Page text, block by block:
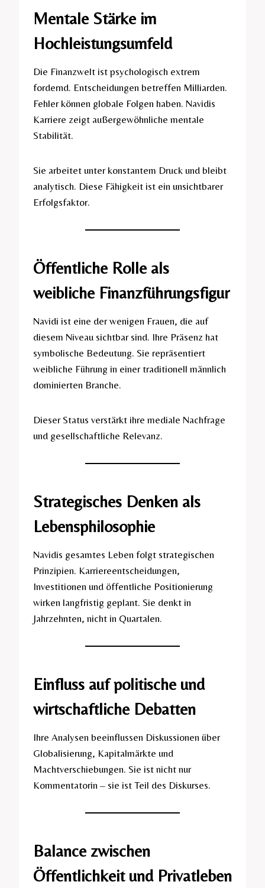
Mentale Stärke im
Hochleistungsumfeld
Die Finanzwelt ist psychologisch extrem
fordernd. Entscheidungen betreffen Milliarden.
Fehler können globale Folgen haben. Navidis
Karriere zeigt außergewöhnliche mentale
Stabilität.
Sie arbeitet unter konstantem Druck und bleibt
analytisch. Diese Fähigkeit ist ein unsichtbarer
Erfolgsfaktor.
Öffentliche Rolle als
weibliche Finanzführungsfigur
Navidi ist eine der wenigen Frauen, die auf
diesem Niveau sichtbar sind. Ihre Präsenz hat
symbolische Bedeutung. Sie repräsentiert
weibliche Führung in einer traditionell männlich
dominierten Branche.
Dieser Status verstärkt ihre mediale Nachfrage
und gesellschaftliche Relevanz.
Strategisches Denken als
Lebensphilosophie
Navidis gesamtes Leben folgt strategischen
Prinzipien. Karriereentscheidungen,
Investitionen und öffentliche Positionierung
wirken langfristig geplant. Sie denkt in
Jahrzehnten, nicht in Quartalen.
Einfluss auf politische und
wirtschaftliche Debatten
Ihre Analysen beeinflussen Diskussionen über
Globalisierung, Kapitalmärkte und
Machtverschiebungen. Sie ist nicht nur
Kommentatorin – sie ist Teil des Diskurses.
Balance zwischen
Öffentlichkeit und Privatleben